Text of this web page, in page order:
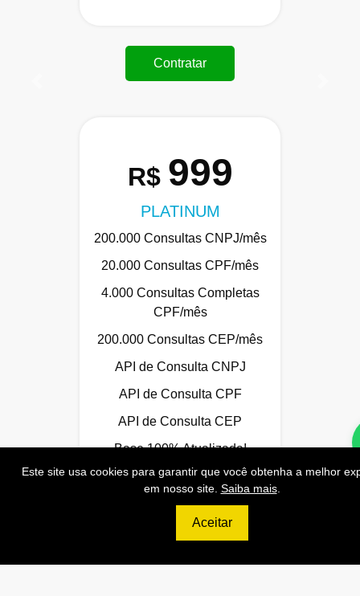
Este site usa cookies para garantir que você obtenha a melhor
em nosso site. Saiba mais.
Aceitar
Contratar
R$ 999
PLATINUM
200.000 Consultas CNPJ/mês
20.000 Consultas CPF/mês
4.000 Consultas Completas
CPF/mês
200.000 Consultas CEP/mês
API de Consulta CNPJ
API de Consulta CPF
API de Consulta CEP
Base 100% Atualizada!
Contratar